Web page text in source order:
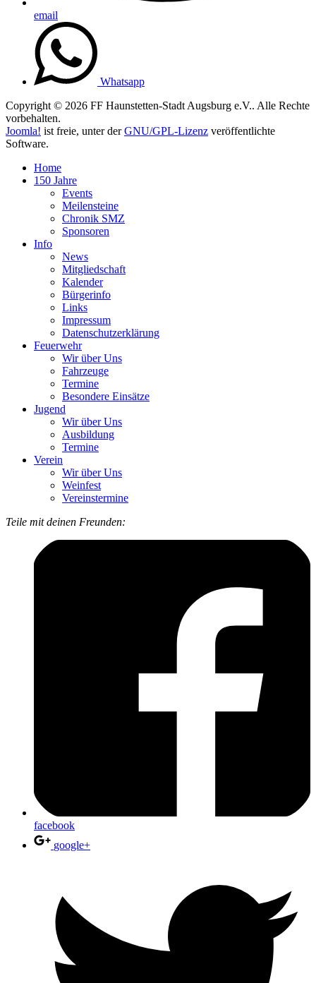
email
Whatsapp
Copyright © 2026 FF Haunstetten-Stadt Augsburg e.V.. Alle Rechte
vorbehalten.
Joomla! ist freie, unter derGNU/GPL-Lizenz veröffentlichte
Software.
Home
150 Jahre
Events
Meilensteine
Chronik SMZ
Sponsoren
Info
News
Mitgliedschaft
Kalender
Bürgerinfo
Links
Impressum
Datenschutzerklärung
Feuerwehr
Wir über Uns
Fahrzeuge
Termine
Besondere Einsätze
Jugend
Wir über Uns
Ausbildung
Termine
Verein
Wir über Uns
Weinfest
Vereinstermine
Teile mit deinen Freunden:
facebook
google+